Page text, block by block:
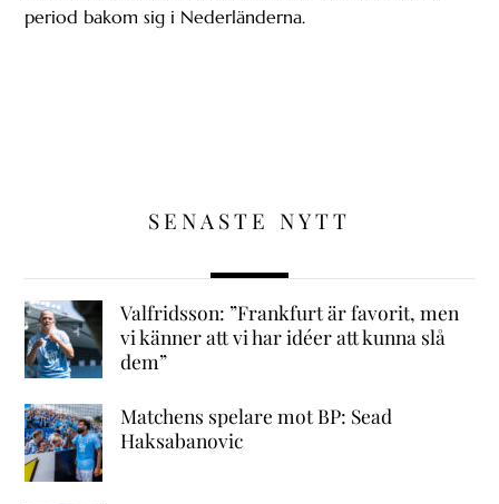
period bakom sig i Nederländerna.
SENASTE NYTT
Valfridsson: ”Frankfurt är favorit, men
vi känner att vi har idéer att kunna slå
dem”
Matchens spelare mot BP: Sead
Haksabanovic